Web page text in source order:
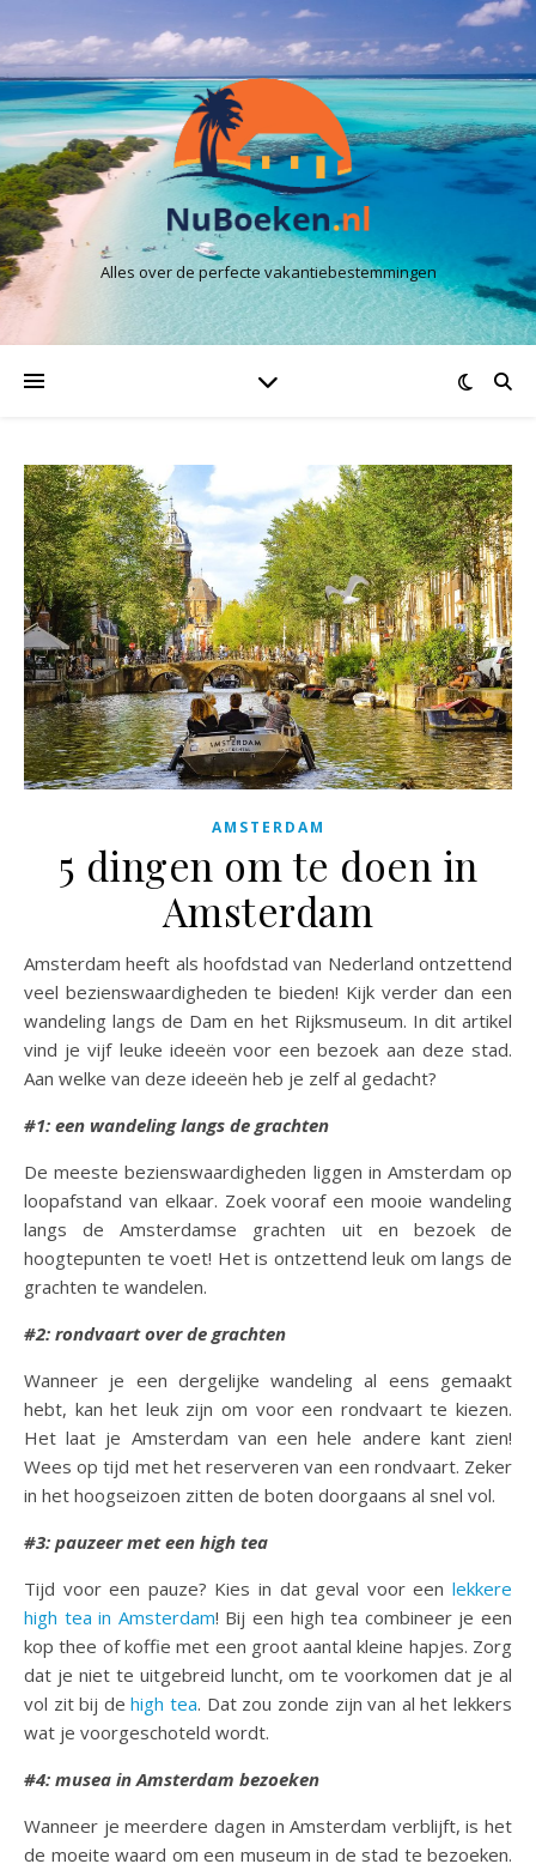
Alles over de perfecte vakantiebestemmingen
AMSTERDAM
5 dingen om te doen in
Amsterdam
Amsterdam heeft als hoofdstad van Nederland ontzettend
veel bezienswaardigheden te bieden! Kijk verder dan een
wandeling langs de Dam en het Rijksmuseum. In dit artikel
vind je vijf leuke ideeën voor een bezoek aan deze stad.
Aan welke van deze ideeën heb je zelf al gedacht?
#1: een wandeling langs de grachten
De meeste bezienswaardigheden liggen in Amsterdam op
loopafstand van elkaar. Zoek vooraf een mooie wandeling
langs de Amsterdamse grachten uit en bezoek de
hoogtepunten te voet! Het is ontzettend leuk om langs de
grachten te wandelen.
#2: rondvaart over de grachten
Wanneer je een dergelijke wandeling al eens gemaakt
hebt, kan het leuk zijn om voor een rondvaart te kiezen.
Het laat je Amsterdam van een hele andere kant zien!
Wees op tijd met het reserveren van een rondvaart. Zeker
in het hoogseizoen zitten de boten doorgaans al snel vol.
#3: pauzeer met een high tea
Tijd voor een pauze? Kies in dat geval voor een lekkere
high tea in Amsterdam! Bij een high tea combineer je een
kop thee of koffie met een groot aantal kleine hapjes. Zorg
dat je niet te uitgebreid luncht, om te voorkomen dat je al
vol zit bij dehigh tea. Dat zou zonde zijn van al het lekkers
wat je voorgeschoteld wordt.
#4: musea in Amsterdam bezoeken
Wanneer je meerdere dagen in Amsterdam verblijft, is het
de moeite waard om een museum in de stad te bezoeken.